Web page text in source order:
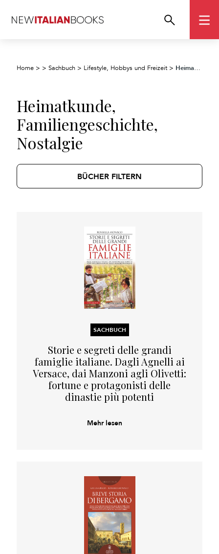
Home > >Sachbuch > Lifestyle, Hobbys und Freizeit > Heimatkunde, Familiengeschichte, Nostalgie
Heimatkunde,
Familiengeschichte,
Nostalgie
BÜCHER FILTERN
SACHBUCH
Storie e segreti delle grandi
famiglie italiane. Dagli Agnelli ai
Versace, dai Manzoni agli Olivetti:
fortune e protagonisti delle
dinastie più potenti
Mehr lesen